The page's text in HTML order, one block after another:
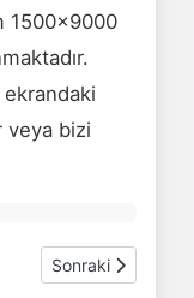
1500x9000
veya bizi
1500x3000
Sonraki makale:
Sonraki